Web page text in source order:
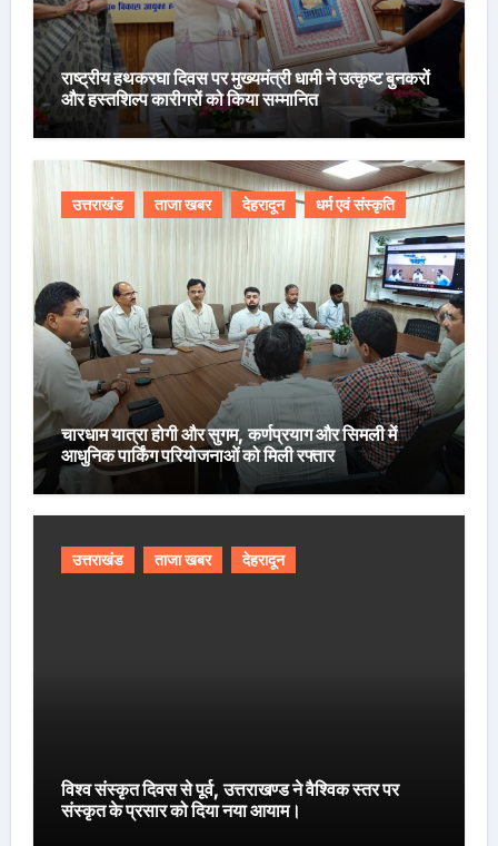
राष्ट्रीय हथकरघा दिवस पर मुख्यमंत्री धामी ने उत्कृष्ट बुनकरों
और हस्तशिल्प कारीगरों को किया सम्मानित
उत्तराखंड ताजा खबर देहरादून धर्म एवं संस्कृति
चारधाम यात्रा होगी और सुगम, कर्णप्रयाग और सिमली में
आधुनिक पार्किंग परियोजनाओं को मिली रफ्तार
उत्तराखंड ताजा खबर देहरादून
विश्व संस्कृत दिवस से पूर्व, उत्तराखण्ड ने वैश्विक स्तर पर
संस्कृत के प्रसार को दिया नया आयाम।